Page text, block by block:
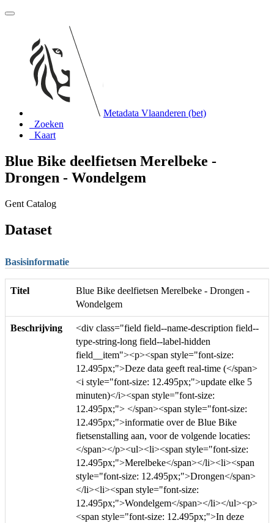
Metadata Vlaanderen (bet)
Zoeken
Kaart
Blue Bike deelfietsen Merelbeke -
Drongen - Wondelgem
Gent Catalog
Dataset
Basisinformatie
Titel
Blue Bike deelfietsen Merelbeke - Drongen -
Wondelgem
Beschrijving
<div class="field field--name-description field--
type-string-long field--label-hidden
field__item"><p><span style="font-size:
12.495px;">Deze data geeft real-time (</span>
<i style="font-size: 12.495px;">update elke 5
minuten)</i><span style="font-size:
12.495px;"> </span><span style="font-size:
12.495px;">informatie over de Blue Bike
fietsenstalling aan, voor de volgende locaties:
</span></p><ul><li><span style="font-size:
12.495px;">Merelbeke</span></li><li><span
style="font-size: 12.495px;">Drongen</span>
</li><li><span style="font-size:
12.495px;">Wondelgem</span></li></ul><p>
<span style="font-size: 12.495px;">In deze